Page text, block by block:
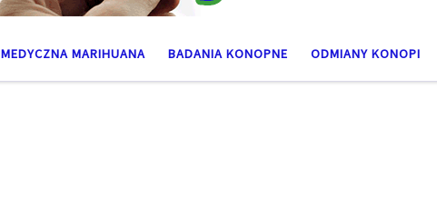
MEDYCZNA MARIHUANA BADANIA KONOPNE ODMIANY KONOPI